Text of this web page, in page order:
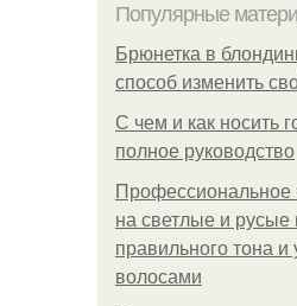
Популярные
Брюнетка в
способ изменить
С чем и как носить
полное руководство
Профессиональное
на светлые и
правильного тона и
волосами